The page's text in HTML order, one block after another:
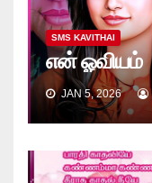
SMS KAVITHAI
என் ஓவியம்
JAN 5, 2026